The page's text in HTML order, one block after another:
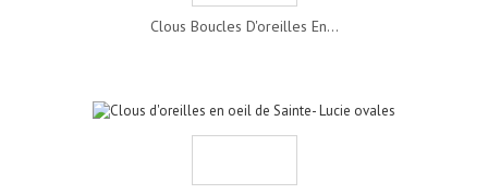
Clous Boucles D'oreilles En...